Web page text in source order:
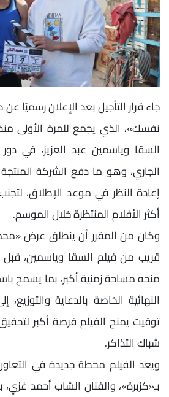
جاء قرار التأجيل بعد الإعلان رسميًا
نفسك»، الذي يجمع للمرة الأولى
الجاري، وهو ما دفع الشركة
إعادة النظر في موعد الإطلاق،
أكثر الأفلام المنتظرة خلال الموسم.
وكان من المقرر أن ينطلق عرض
قريب من فيلم السقا وياسمين،
منحه مساحة زمنية أكبر، بما يسمح
النهائية الخاصة بالدعاية
توقيت يمنح الفيلم فرصة أكبر
شباك التذاكر.
ويعد الفيلم محطة جديدة في
بـ«كزبرة»، والفنان الشاب أحمد